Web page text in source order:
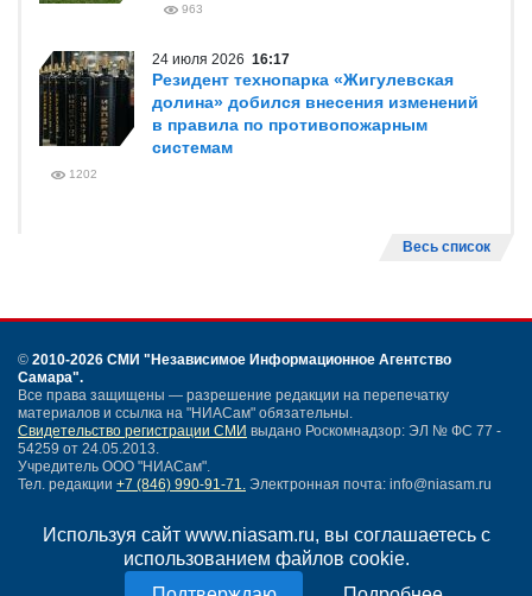
Используя сайт www.niasam.ru, вы соглашаетесь с
использованием файлов cookie.
963
24 июля 2026 16:17
Резидент технопарка «Жигулевская
долина» добился внесения изменений
в правила по противопожарным
системам
1202
Весь список
© 2010-2026 СМИ "Независимое Информационное Агентство
Самара".
Все права защищены — разрешение редакции на перепечатку
материалов и ссылка на "НИАСам" обязательны.
Свидетельство регистрации СМИ выдано Роскомнадзор: ЭЛ № ФС 77 -
54259 от 24.05.2013.
Учредитель ООО "НИАСам".
Тел. редакции +7 (846) 990-91-71. Электронная почта: info@niasam.ru
Карта сайта
Нашли ошибку?
Политика конфиденциальности